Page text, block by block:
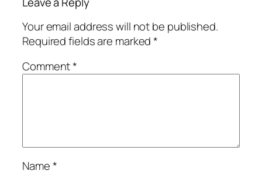
Your email address will not be published.
Required fields are marked*
Comment*
Name*